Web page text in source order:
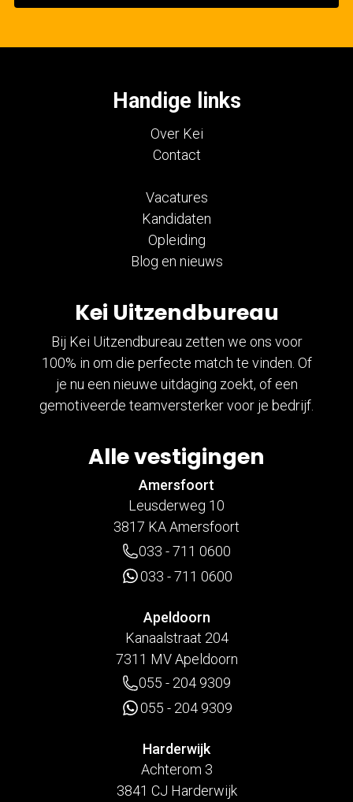
Kei Uitzendbureau
Bij Kei Uitzendbureau zetten we ons voor
100% in om die perfecte match te vinden. Of
je nu een nieuwe uitdaging zoekt, of een
gemotiveerde teamversterker voor je bedrijf.
Alle vestigingen
Amersfoort
Leusderweg 10
3817 KA Amersfoort
033 - 711 0600
033 - 711 0600
Apeldoorn
Kanaalstraat 204
7311 MV Apeldoorn
055 - 204 9309
055 - 204 9309
Harderwijk
Achterom 3
3841 CJ Harderwijk
Handige links
Over Kei
Contact
Vacatures
Kandidaten
Opleiding
Blog en nieuws